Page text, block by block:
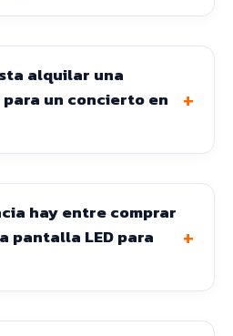
alquilar una
un concierto en
+
hay entre comprar
pantalla LED para
+